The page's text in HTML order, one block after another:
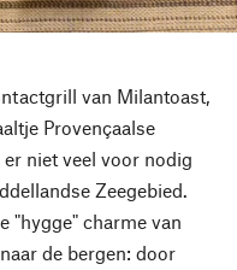
van Milantoast,
Provençaalse
niet veel voor nodig
Zeegebied.
"hygge" charme van
de bergen: door